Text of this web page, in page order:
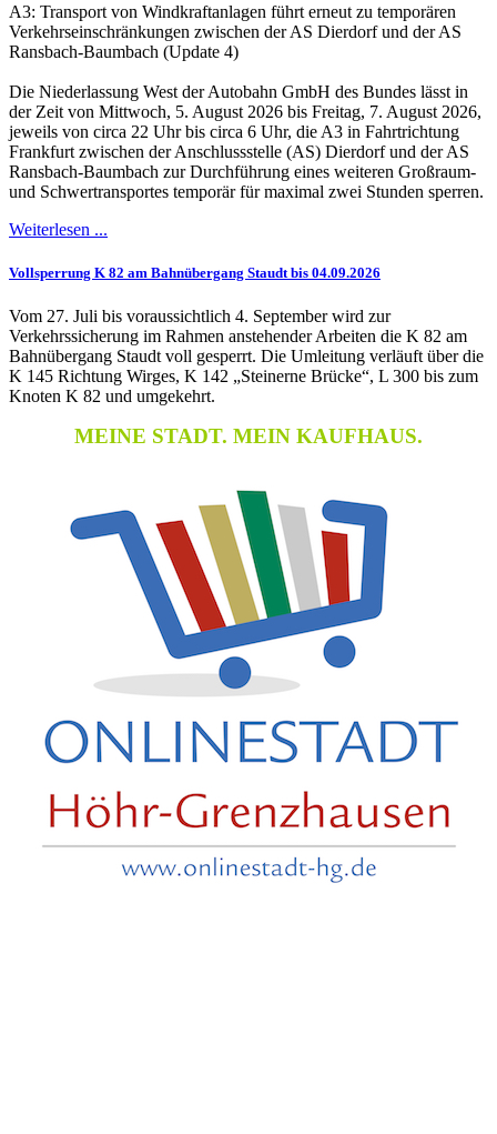
A3: Transport von Windkraftanlagen führt erneut zu temporären
Verkehrseinschränkungen zwischen der AS Dierdorf und der AS
Ransbach-Baumbach (Update 4)
Die Niederlassung West der Autobahn GmbH des Bundes lässt in
der Zeit von Mittwoch, 5. August 2026 bis Freitag, 7. August 2026,
jeweils von circa 22 Uhr bis circa 6 Uhr, die A3 in Fahrtrichtung
Frankfurt zwischen der Anschlussstelle (AS) Dierdorf und der AS
Ransbach-Baumbach zur Durchführung eines weiteren Großraum-
und Schwertransportes temporär für maximal zwei Stunden sperren.
Weiterlesen ...
Vollsperrung K 82 am Bahnübergang Staudt bis 04.09.2026
Vom 27. Juli bis voraussichtlich 4. September wird zur
Verkehrssicherung im Rahmen anstehender Arbeiten die K 82 am
Bahnübergang Staudt voll gesperrt. Die Umleitung verläuft über die
K 145 Richtung Wirges, K 142 „Steinerne Brücke“, L 300 bis zum
Knoten K 82 und umgekehrt.
MEINE STADT. MEIN KAUFHAUS.